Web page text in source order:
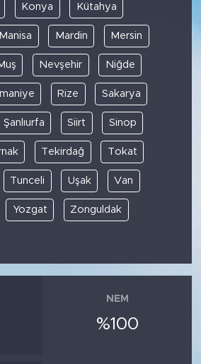
Konya Kütahya
Manisa Mardin Mersin
Nevşehir Niğde
Rize Sakarya
Şanlıurfa Siirt Sinop
Tekirdağ Tokat
Tunceli Uşak Van
Yozgat Zonguldak
NEM
%100